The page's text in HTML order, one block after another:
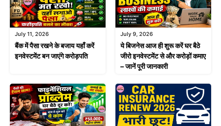
July 11, 2026
बैंक में पैसा रखने के बजाय यहाँ करें
इनवेस्टमेंट बन जाएंगे करोड़पति
July 9, 2026
ये बिजनेस आज ही शुरू करें घर बैठे
जीरो इनवेस्टमेंट से और करोड़ों कमाए
– जानें पूरी जानकारी